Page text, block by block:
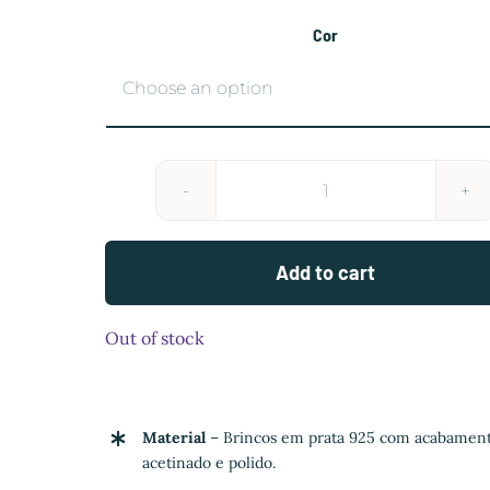
Cor
Brincos
quantity
Add to cart
Out of stock
Material– Brincos em prata 925 com
acetinado e polido.